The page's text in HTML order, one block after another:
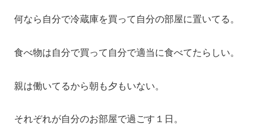
何なら自分で冷蔵庫を買って自分の部屋に置いてる。
食べ物は自分で買って自分で適当に食べてたらしい。
親は働いてるから朝も夕もいない。
それぞれが自分のお部屋で過ごす１日。